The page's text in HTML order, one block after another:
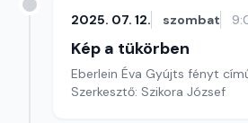
2025. 07. 12. szombat
Kép a tükörben
Eberlein Éva Gyújts fényt
Szerkesztő: Szikora József